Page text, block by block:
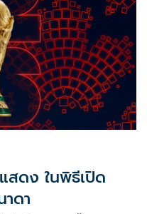
ดง ในพิธีเปิด
ดา